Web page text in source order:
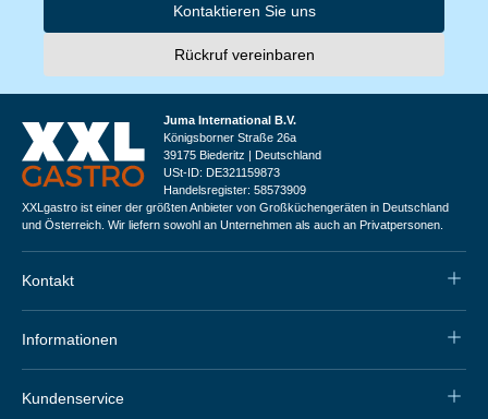
Kontaktieren Sie uns
Rückruf vereinbaren
Juma International B.V.
Königsborner Straße 26a
39175 Biederitz | Deutschland
USt-ID: DE321159873
Handelsregister: 58573909
XXLgastro ist einer der größten Anbieter von Großküchengeräten in Deutschland
und Österreich. Wir liefern sowohl an Unternehmen als auch an Privatpersonen.
Kontakt
Informationen
Kundenservice